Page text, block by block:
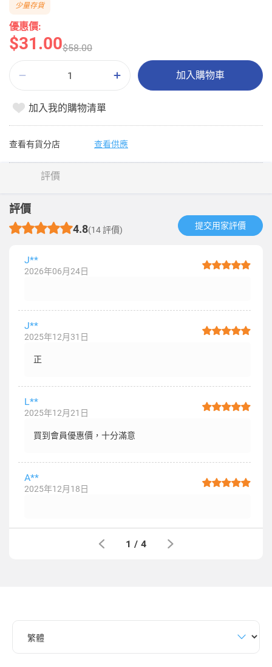
優惠價:
$31.00$58.00
少量存貨
加入購物車
加入我的購物清單
查看有貨分店 查看供應
評價
評價
4.8(14 評價) 提交用家評價​
J**
2026年06月24日
J**
2025年12月31日
正
L**
2025年12月21日
買到會員優惠價，十分滿意
A**
2025年12月18日
1 / 4